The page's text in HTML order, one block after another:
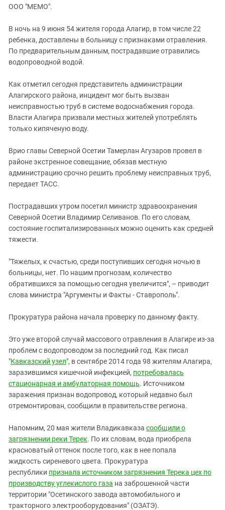
ИНАКОМЫСЛИЕ В ЧЕЧНЕ
ПРЕСЛЕДОВАНИЕ АКТИВИСТОВ
МОБИЛИЗАЦИЯ И ПРОТЕСТЫ
Дагестан
Кабардино-Балкария
Калмыкия
Краснодарский край
Российская Федерация
Ростовская область
Северная Осетия - Алания
СКФО
Ставропольский край
Южная Осетия
Южный Кавказ
ЮФО
ООО "МЕМО".
В ночь на 9 июня 54 жителя города Алагир, в том числе 22
ребенка, доставлены в больницу с признаками отравления.
По предварительным данным, пострадавшие отравились
водопроводной водой.
Как отметил сегодня представитель администрации
Алагирского района, инцидент мог быть вызван
неисправностью труб в системе водоснабжения города.
Власти Алагира призвали местных жителей употреблять
только кипяченую воду.
Врио главы Северной Осетии Тамерлан Агузаров провел в
районе экстренное совещание, обязав местную
администрацию срочно решить проблему неисправных труб,
передает ТАСС.
Пострадавших утром посетил министр здравоохранения
Северной Осетии Владимир Селиванов. По его словам,
состояние госпитализированных можно оценить как средней
тяжести.
"Тяжелых, к счастью, среди поступивших сегодня ночью в
больницы, нет. По нашим прогнозам, количество
обратившихся за помощью сегодня увеличится", – приводит
слова министра "Аргументы и Факты - Ставрополь".
Прокуратура района начала проверку по данному факту.
Это уже второй случай массового отравления в Алагире из-за
проблем с водопроводом за последний год. Как писал
"Кавказский узел", в сентябре 2014 года 98 жителям Алагира,
заразившимся кишечной инфекцией, потребовалась
стационарная и амбулаторная помощь. Источником
заражения признан водопровод, который недавно был
отремонтирован, сообщили в правительстве региона.
Напомним, 20 мая жители Владикавказа сообщили о
загрязнении реки Терек. По их словам, вода приобрела
красноватый оттенок после того, как в нее попала
жидкость сиреневого цвета. Прокуратура
республики признала источником загрязнения Терека цех по
производству углекислого газа на заброшенной части
территории "Осетинского завода автомобильного и
тракторного электрооборудования" (ОЗАТЭ).